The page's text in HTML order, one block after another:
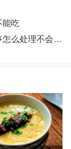
能吃
处理不会涩嘴